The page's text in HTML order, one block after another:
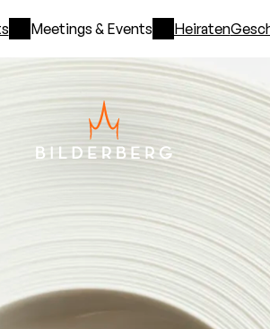
Meetings & Events Heiraten